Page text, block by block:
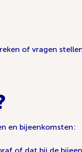
of vragen
en bijeenkomsten: